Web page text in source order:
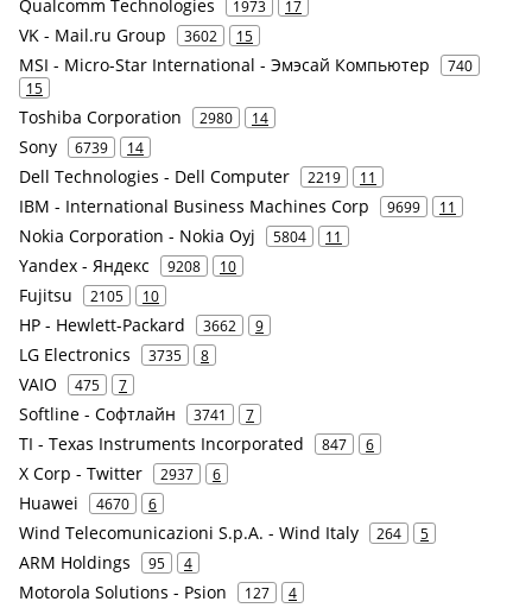
Qualcomm Technologies 1973 17
VK - Mail.ru Group 3602 15
MSI - Micro-Star International - Эмэсай Компьютер
740
15
Toshiba Corporation 2980 14
Sony 6739 14
Dell Technologies - Dell Computer 2219 11
IBM - International Business Machines Corp 9699 11
Nokia Corporation - Nokia Oyj 5804 11
Yandex - Яндекс 9208 10
Fujitsu 2105 10
HP - Hewlett-Packard 3662 9
LG Electronics 3735 8
VAIO 475 7
Softline - Софтлайн 3741 7
TI - Texas Instruments Incorporated 847 6
X Corp - Twitter 2937 6
Huawei 4670 6
Wind Telecomunicazioni S.p.A. - Wind Italy 264 5
ARM Holdings 95 4
Motorola Solutions - Psion 127 4